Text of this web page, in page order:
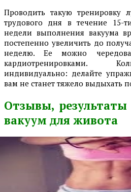
Проводить такую тренировку
трудового дня в течение 15-
недели выполнения вакуума
постепенно увеличить до
неделю. Ее можно
кардиотренировками.
индивидуально: делайте
вам не станет тяжело выдыхать
Отзывы,
вакуум для живота